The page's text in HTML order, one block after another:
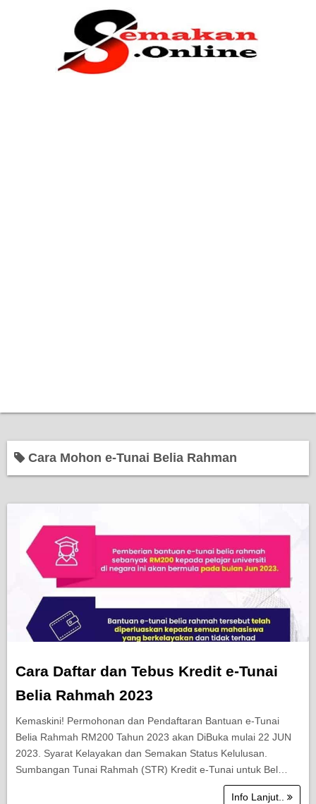
Cara Mohon e-Tunai Belia Rahman
Cara Daftar dan Tebus Kredit e-Tunai
Belia Rahmah 2023
Kemaskini! Permohonan dan Pendaftaran Bantuan e-Tunai
Belia Rahmah RM200 Tahun 2023 akan DiBuka mulai 22 JUN
2023. Syarat Kelayakan dan Semakan Status Kelulusan.
Sumbangan Tunai Rahmah (STR) Kredit e-Tunai untuk Bel…
Info Lanjut..